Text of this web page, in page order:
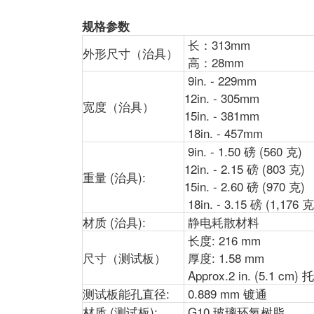
规格参数
外形尺寸（治具）
长：313mm
高：28mm
宽度（治具）
9in. - 229mm
12in. - 305mm
15in. - 381mm
18in. - 457mm
重量 (治具):
9in. - 1.50 磅 (560 克)
12in. - 2.15 磅 (803 克)
15in. - 2.60 磅 (970 克)
18in. - 3.15 磅 (1,176
材质 (治具):
静电耗散材料
尺寸（测试板）
长度: 216 mm
厚度: 1.58 mm
Approx.2 in. (5.1 cm)
测试板能孔直径:
0.889 mm 镀通